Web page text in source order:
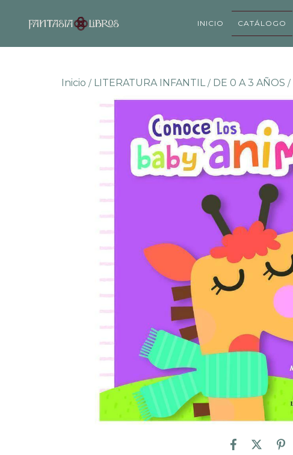
INICIO CATÁLOGO
Inicio / LITERATURA INFANTIL / DE 0 A 3 AÑOS /